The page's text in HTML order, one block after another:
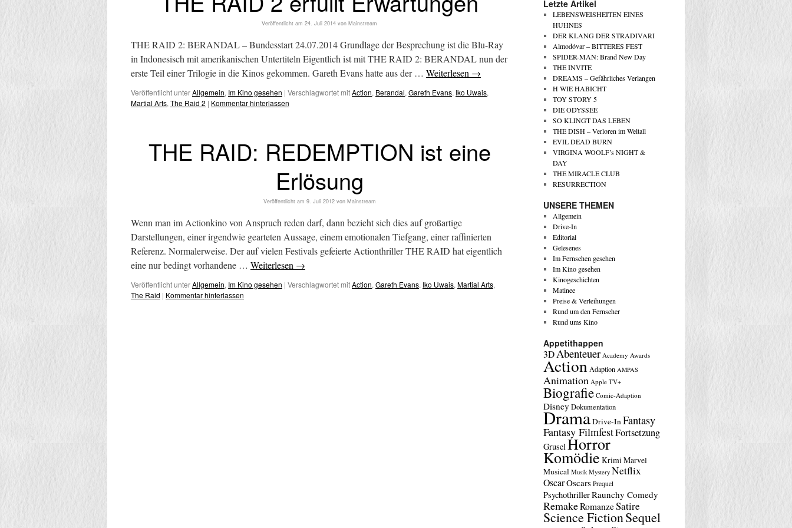
Veröffentlicht am 24. Juli 2014 von Mainstream
THE RAID 2: BERANDAL – Bundesstart 24.07.2014 Grundlage der Besprechung ist die Blu-Ray
in Indonesisch mit amerikanischen Untertiteln Eigentlich ist mit THE RAID 2: BERANDAL nun der
erste Teil einer Trilogie in die Kinos gekommen. Gareth Evans hatte aus der … Weiterlesen →
Veröffentlicht unterAllgemein, Im Kino gesehen | Verschlagwortet mitAction, Berandal, Gareth Evans, Iko Uwais,
Martial Arts, The Raid 2 | Kommentar hinterlassen
THE RAID: REDEMPTION ist eine
Erlösung
Veröffentlicht am 9. Juli 2012 von Mainstream
Wenn man im Actionkino von Anspruch reden darf, dann bezieht sich dies auf großartige
Darstellungen, einer irgendwie gearteten Aussage, einem emotionalen Tiefgang, einer raffinierten
Referenz. Normalerweise. Der auf vielen Festivals gefeierte Actionthriller THE RAID hat eigentlich
eine nur bedingt vorhandene … Weiterlesen →
Veröffentlicht unterAllgemein, Im Kino gesehen | Verschlagwortet mitAction, Gareth Evans, Iko Uwais, Martial Arts,
The Raid | Kommentar hinterlassen
Letzte Artikel
LEBENSWEISHEITEN EINES
HUHNES
DER KLANG DER STRADIVARI
Almodóvar – BITTERES FEST
SPIDER-MAN: Brand New Day
THE INVITE
DREAMS – Gefährliches Verlangen
H WIE HABICHT
TOY STORY 5
DIE ODYSSEE
SO KLINGT DAS LEBEN
THE DISH – Verloren im Weltall
EVIL DEAD BURN
VIRGINA WOOLF’s NIGHT &
DAY
THE MIRACLE CLUB
RESURRECTION
UNSERE THEMEN
Allgemein
Drive-In
Editorial
Gelesenes
Im Fernsehen gesehen
Im Kino gesehen
Kinogeschichten
Matinee
Preise & Verleihungen
Rund um den Fernseher
Rund ums Kino
Appetithappen
3DAbenteuer Academy Awards
Action Adaption AMPAS
Animation Apple TV+
Biografie Comic-Adaption
Disney Dokumentation
DramaDrive-InFantasy
Fantasy FilmfestFortsetzung
GruselHorror
Komödie KrimiMarvel
Musical Musik Mystery Netflix
OscarOscars Prequel
PsychothrillerRaunchy Comedy
RemakeRomanzeSatire
Science FictionSequel